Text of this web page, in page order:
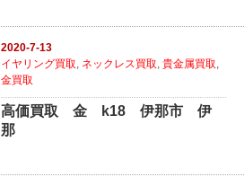
2020-7-13
イヤリング買取 ネックレス買取 ,貴金属買取
金買取
高価買取 金 k18 伊那市 伊
那